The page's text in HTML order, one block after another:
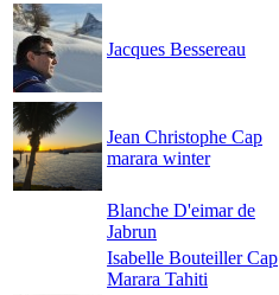
Jacques Bessereau
Jean Christophe Cap
marara winter
Blanche D'eimar de
Jabrun
Isabelle Bouteiller Cap
Marara Tahiti